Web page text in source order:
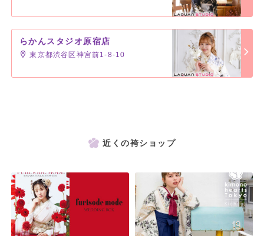
らかんスタジオ原宿店
東京都渋谷区神宮前1-8-10
近くの袴ショップ